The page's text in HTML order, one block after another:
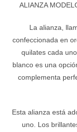
ALIANZA
La alianza,
confeccionada en
quilates cada
blanco es una
complementa
Esta alianza está
uno. Los